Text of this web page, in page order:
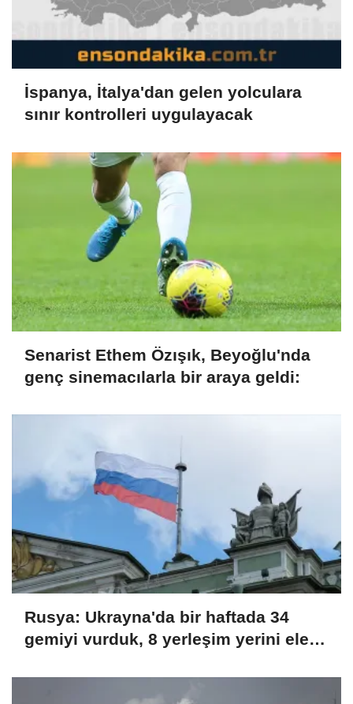
İspanya, İtalya'dan gelen yolculara
sınır kontrolleri uygulayacak
Senarist Ethem Özışık, Beyoğlu'nda
genç sinemacılarla bir araya geldi:
Rusya: Ukrayna'da bir haftada 34
gemiyi vurduk, 8 yerleşim yerini ele